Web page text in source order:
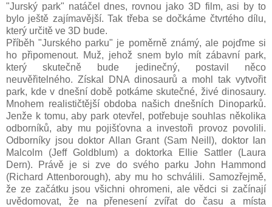
"Jurský park" natáčel dnes, rovnou jako 3D film, asi by to
bylo ještě zajímavější. Tak třeba se dočkáme čtvrtého dílu,
který určitě ve 3D bude.
Příběh "Jurského parku" je poměrně známý, ale pojďme si
ho připomenout. Muž, jehož snem bylo mít zábavní park,
který skutečně bude jedinečný, postavil něco
neuvěřitelného. Získal DNA dinosaurů a mohl tak vytvořit
park, kde v dnešní době potkáme skutečné, živé dinosaury.
Mnohem realističtější obdoba našich dnešních Dinoparků.
Jenže k tomu, aby park otevřel, potřebuje souhlas několika
odborníků, aby mu pojišťovna a investoři provoz povolili.
Odborníky jsou doktor Allan Grant (Sam Neill), doktor Ian
Malcolm (Jeff Goldblum) a doktorka Ellie Sattler (Laura
Dern). Právě je si zve do svého parku John Hammond
(Richard Attenborough), aby mu ho schválili. Samozřejmě,
že ze začátku jsou všichni ohromeni, ale vědci si začínají
uvědomovat, že na přenesení zvířat do času a místa